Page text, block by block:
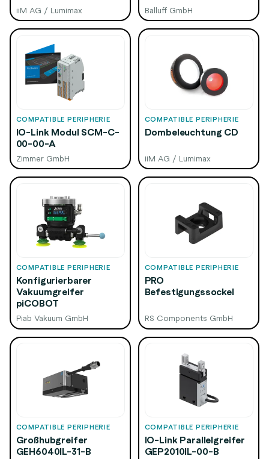
iiM AG / Lumimax Balluff GmbH
COMPATIBLE PERIPHERIE
IO-Link Modul SCM-C-
00-00-A
Zimmer GmbH
COMPATIBLE PERIPHERIE
Dombeleuchtung CD
iiM AG / Lumimax
COMPATIBLE PERIPHERIE
Konfigurierbarer
Vakuumgreifer
piCOBOT
Piab Vakuum GmbH
COMPATIBLE PERIPHERIE
PRO
Befestigungssockel
RS Components GmbH
COMPATIBLE PERIPHERIE
Großhubgreifer
GEH6040IL-31-B
COMPATIBLE PERIPHERIE
IO-Link Parallelgreifer
GEP2010IL-00-B